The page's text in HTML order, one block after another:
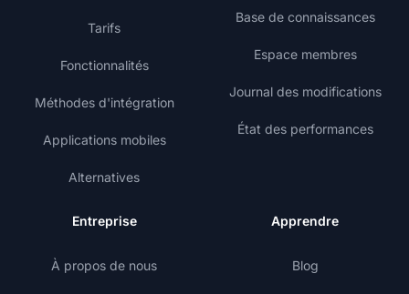
Tarifs
Fonctionnalités
Méthodes d'intégration
Applications mobiles
Alternatives
Base de connaissances
Espace membres
Journal des modifications
État des performances
Entreprise
À propos de nous
Apprendre
Blog